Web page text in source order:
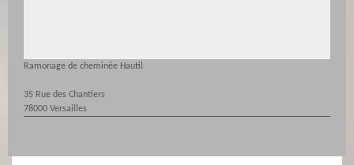
Ramonage de cheminée Hautil
35 Rue des Chantiers
78000 Versailles